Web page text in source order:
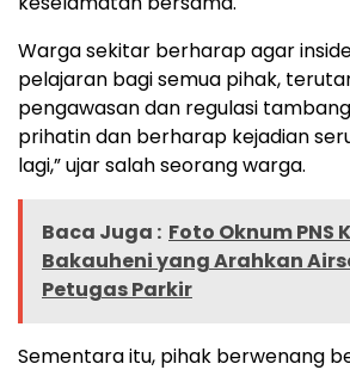
Warga sekitar berharap agar
pelajaran bagi semua pihak,
pengawasan dan regulasi
prihatin dan berharap kejadian
lagi,” ujar salah seorang warga.
Baca Juga : Foto Oknum PNS
Bakauheni yang Arahkan
Petugas Parkir
Sementara itu, pihak berwenang